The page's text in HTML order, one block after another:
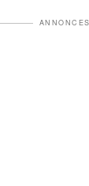
ANNONCES